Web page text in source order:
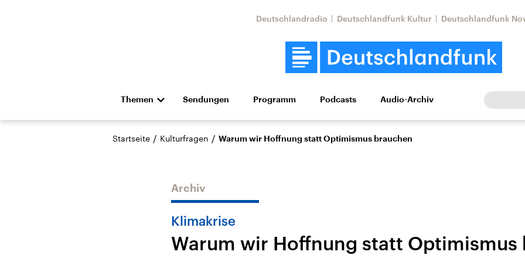
Deutschlandradio Deutschlandfunk Kultur Deutschlandfunk
Themen
Die Nachrichten Politik Wirtschaft Wissen Kultur Europa
Hörspiel und Feature Musik
Landtagswahl Sachsen-
USA
Nahostkonflikt
Aktuelle Lage und
Iran
Sendungen Programm Podcasts Audio-Archiv
Startseite / Kulturfragen / Warum wir Hoffnung statt Optimismus brauchen
Archiv
Klimakrise
Warum wir Hoffnung statt Optimismus